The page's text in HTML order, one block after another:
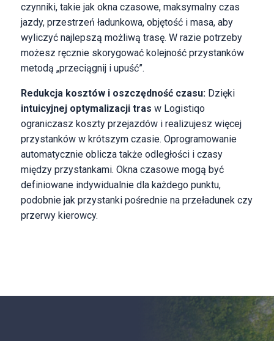
czynniki, takie jak okna czasowe, maksymalny czas
jazdy, przestrzeń ładunkowa, objętość i masa, aby
wyliczyć najlepszą możliwą trasę. W razie potrzeby
możesz ręcznie skorygować kolejność przystanków
metodą „przeciągnij i upuść”.
Redukcja kosztów i oszczędność czasu: Dzięki
intuicyjnej optymalizacji tras w Logistiqo
ograniczasz koszty przejazdów i realizujesz więcej
przystanków w krótszym czasie. Oprogramowanie
automatycznie oblicza także odległości i czasy
między przystankami. Okna czasowe mogą być
definiowane indywidualnie dla każdego punktu,
podobnie jak przystanki pośrednie na przeładunek czy
przerwy kierowcy.